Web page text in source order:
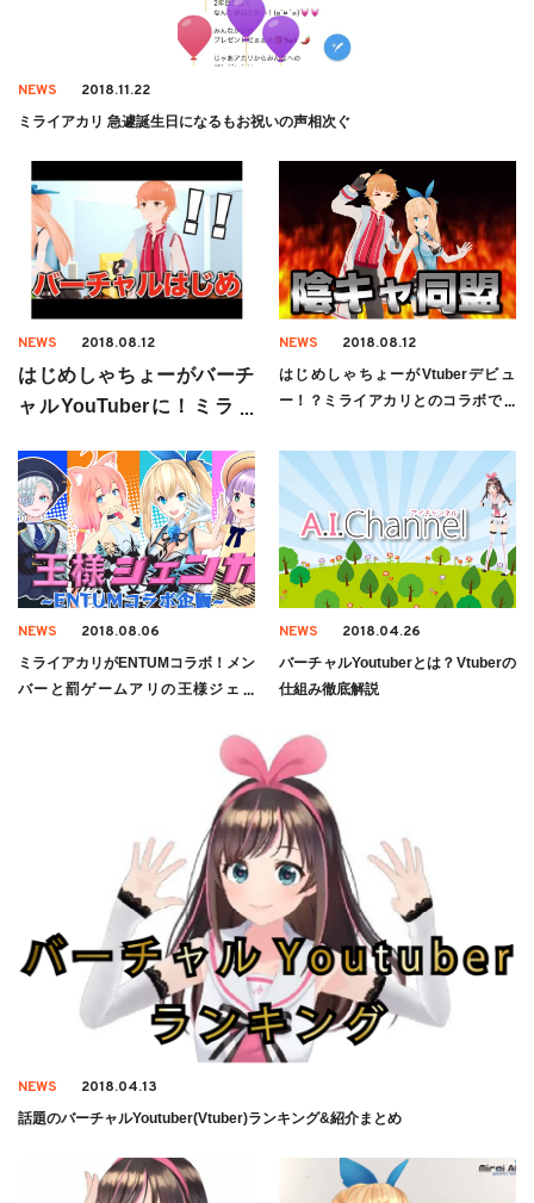
NEWS 2018.11.22
ミライアカリ 急遽誕生日になるもお祝いの声相次ぐ
NEWS 2018.08.12
はじめしゃちょーがバーチ
ャルYouTuberに！ミライ
NEWS 2018.08.12
はじめしゃちょーがVtuberデビュ
ー！？ミライアカリとのコラボで質
NEWS 2018.08.06
ミライアカリがENTUMコラボ！メン
バーと罰ゲームアリの王様ジェン
NEWS 2018.04.26
バーチャルYoutuberとは？Vtuberの
仕組み徹底解説
NEWS 2018.04.13
話題のバーチャルYoutuber(Vtuber)ランキング&紹介まとめ